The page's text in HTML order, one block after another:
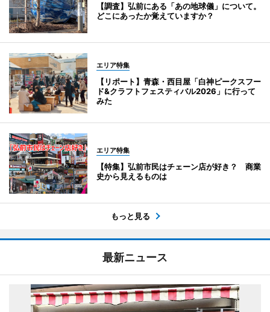
【調査】弘前にある「あの地球儀」について。
どこにあったか覚えていますか？
エリア特集
【リポート】青森・西目屋「白神ピークスフー
ド&クラフトフェスティバル2026」に行って
みた
エリア特集
【特集】弘前市民はチェーン店が好き？ 商業
史から見えるものは
もっと見る
最新ニュース